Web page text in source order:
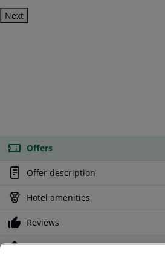
Next
Offers
Offer description
Hotel amenities
Reviews
Location